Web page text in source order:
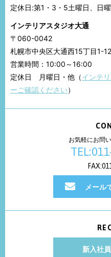
定休日:第1・3・5土曜日、日
インテリアスタジオ大通
〒060-0042
札幌市中央区大通西15丁目1-
営業時間：10:00～16:00
定休日 月曜日・他（インテ
ーご確認ください）
お気軽にお問
メール
新入社